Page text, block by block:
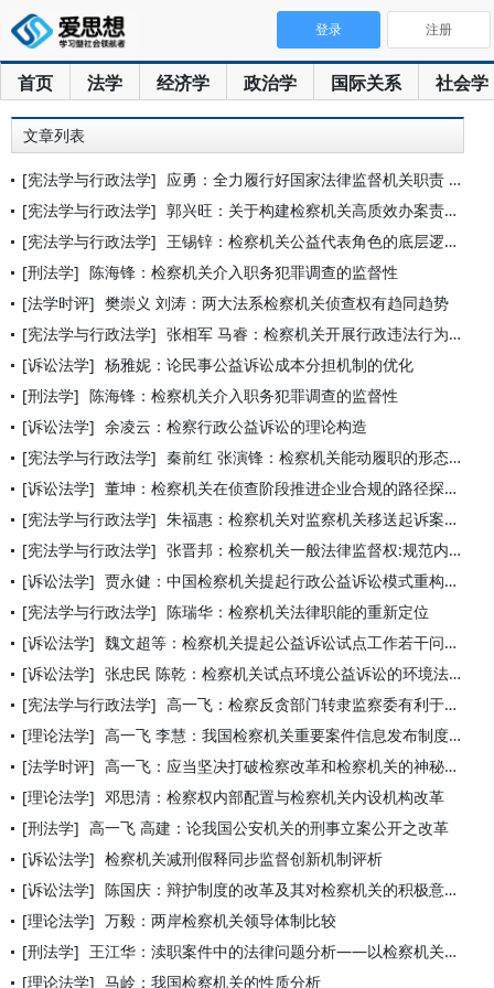
首页 法学 经济学 政治学 国际关系 社会学
登录 注册
文章列表
[宪法学与行政法学] 应勇：全力履行好国家法律监督机关职责 为实现“十五五”良好开
[宪法学与行政法学] 郭兴旺：关于构建检察机关高质效办案责任落实体系的思考
[宪法学与行政法学] 王锡锌：检察机关公益代表角色的底层逻辑
[刑法学] 陈海锋：检察机关介入职务犯罪调查的监督性
[法学时评] 樊崇义 刘涛：两大法系检察机关侦查权有趋同趋势
[宪法学与行政法学] 张相军 马睿：检察机关开展行政违法行为监督的理论与实践
[诉讼法学] 杨雅妮：论民事公益诉讼成本分担机制的优化
[刑法学] 陈海锋：检察机关介入职务犯罪调查的监督性
[诉讼法学] 余凌云：检察行政公益诉讼的理论构造
[宪法学与行政法学] 秦前红 张演锋：检察机关能动履职的形态界分、宪制基础与完善方
[诉讼法学] 董坤：检察机关在侦查阶段推进企业合规的路径探索
[宪法学与行政法学] 朱福惠：检察机关对监察机关移送起诉案件的合法性审查——《人民
[宪法学与行政法学] 张晋邦：检察机关一般法律监督权:规范内涵、宪制机理与调整方向
[诉讼法学] 贾永健：中国检察机关提起行政公益诉讼模式重构论
[宪法学与行政法学] 陈瑞华：检察机关法律职能的重新定位
[诉讼法学] 魏文超等：检察机关提起公益诉讼试点工作若干问题的思考
[诉讼法学] 张忠民 陈乾：检察机关试点环境公益诉讼的环境法审视
[宪法学与行政法学] 高一飞：检察反贪部门转隶监察委有利于侦查法治化
[理论法学] 高一飞 李慧：我国检察机关重要案件信息发布制度研究
[法学时评] 高一飞：应当坚决打破检察改革和检察机关的神秘化
[理论法学] 邓思清：检察权内部配置与检察机关内设机构改革
[刑法学] 高一飞 高建：论我国公安机关的刑事立案公开之改革
[诉讼法学] 检察机关减刑假释同步监督创新机制评析
[诉讼法学] 陈国庆：辩护制度的改革及其对检察机关的积极意义
[理论法学] 万毅：两岸检察机关领导体制比较
[刑法学] 王江华：渎职案件中的法律问题分析——以检察机关查办渎职案件难
[理论法学] 马岭：我国检察机关的性质分析